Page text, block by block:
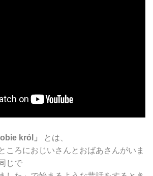
król」
とは、
ころにおじいさんとおばあさんがいま
じで